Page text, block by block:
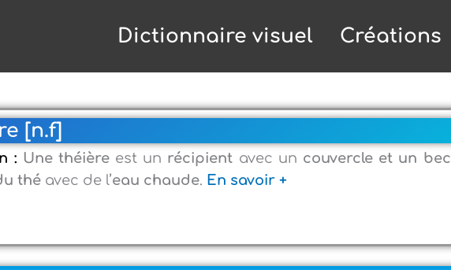
Dictionnaire visuel Créations
[n.f]
: Une théièreest un récipient avec un couvercle et un bec
thé avec de l’eau chaude. En savoir +